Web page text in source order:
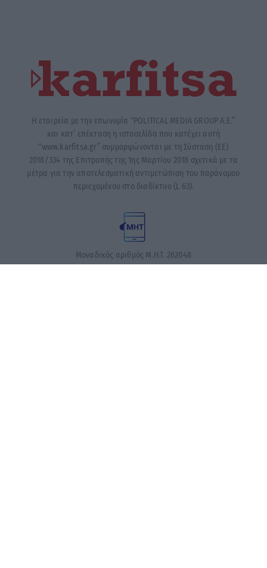
Η εταιρεία με την επωνυμία “POLITICAL MEDIA GROUP A.E.”
και κατ’ επέκταση η ιστοσελίδα που κατέχει αυτή
“www.karfitsa.gr” συμμορφώνονται με τη Σύσταση (ΕΕ)
2018/334 της Επιτροπής της 1ης Μαρτίου 2018 σχετικά με τα
μέτρα για την αποτελεσματική αντιμετώπιση του παράνομου
περιεχομένου στο διαδίκτυο (L 63).
Μοναδικός αριθμός Μ.Η.Τ. 262048